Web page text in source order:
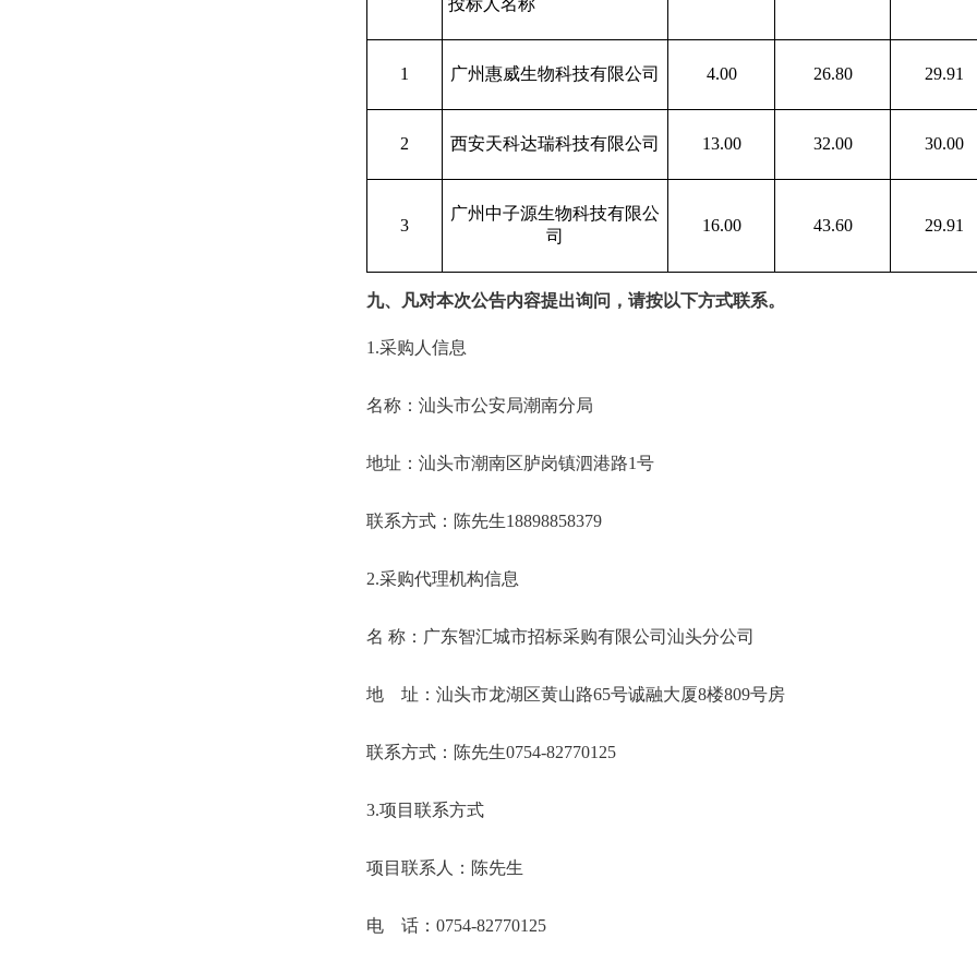
投标人名称
1 广州惠威生物科技有限公司 4.00 26.80 29.91
2 西安天科达瑞科技有限公司 13.00 32.00 30.00
3
广州中子源生物科技有限公
司
16.00 43.60 29.91
九、凡对本次公告内容提出询问，请按以下方式联系。
1.采购人信息
名称： 汕头市公安局潮南分局
地址： 汕头市潮南区胪岗镇泗港路1号
联系方式：陈先生18898858379
2.采购代理机构信息
名 称：广东智汇城市招标采购有限公司 汕头分公司
地 址：汕头市龙湖区黄山路65号诚融大厦8楼809号房
联系方式：陈先生0754-82770125
3.项目联系方式
项目联系人：陈先生
电 话： 0754-82770125